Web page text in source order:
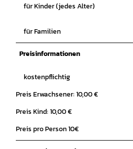
für Kinder (jedes Alter)
für Familien
Preisinformationen
kostenpflichtig
Preis Erwachsener: 10,00 €
Preis Kind: 10,00 €
Preis pro Person 10€